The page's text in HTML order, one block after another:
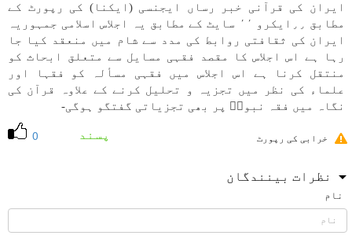
ايران كی قرآنی خبر رساں ايجنسی (ايكنا) كی رپورٹ كے
مطابق ٫٫ايكرو ٬٬ سایٹ كے مطابق یہ اجلاس اسلامی جمہوریہ
ايران كی ثقافتی روابط كی مدد سے شام میں منعقد كيا جا
رہا ہے اس اجلاس كا مقصد فقہی مسايل سے متعلق ابحاث كو
منتقل كرنا ہے اس اجلاس میں فقہی مسألہ كو فقہا اور
علماء كی نظر میں تجزیہ و تحليل كرنے كے علاوہ قرآن كی
نگاہ میں فقہ نبویۖ پر بھی تجزياتی گفتگو ہوگی-
0 پسند خرابی کی رپورٹ
نظرات بینندگان
نام